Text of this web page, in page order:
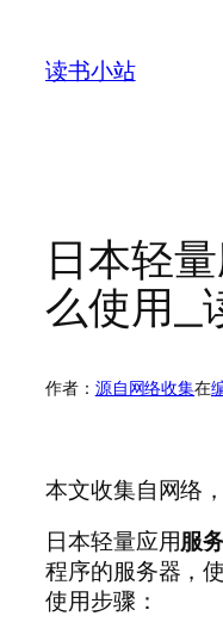
读书小站
日本轻
么使用_
作者： 源自网络收集在
本文收集自网络
日本轻量应用服
程序的服务器，
使用步骤：